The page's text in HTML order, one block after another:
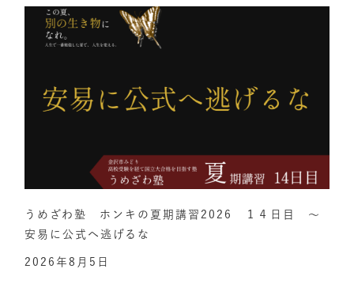
うめざわ塾 ホンキの夏期講習2026 １４日目 ～
安易に公式へ逃げるな
2026年8月5日